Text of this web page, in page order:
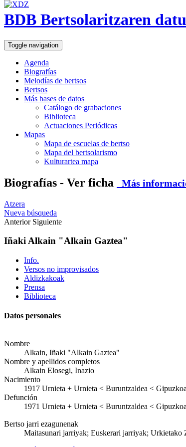
BDB Bertsolaritzaren
Toggle navigation
Agenda
Biografías
Melodías de bertsos
Bertsos
Más bases de datos
Catálogo de grabaciones
Biblioteca
Actuaciones Periódicas
Mapas
Mapa de escuelas de bertso
Mapa del bertsolarismo
Kulturartea mapa
Biografías - Ver ficha Más
Atzera
Nueva búsqueda
Anterior Siguiente
Iñaki Alkain "Alkain Gaztea"
Info.
Versos no improvisados
Aldizkakoak
Prensa
Biblioteca
Datos personales
Nombre
Alkain, Iñaki "Alkain Gaztea"
Nombre y apellidos completos
Alkain Elosegi, Inazio
Nacimiento
1917 Urnieta + Urnieta < Buruntzaldea <
Defunción
1971 Urnieta + Urnieta < Buruntzaldea <
Bertso jarri ezagunenak
Maitasunari jarriyak; Euskerari jarriyak;